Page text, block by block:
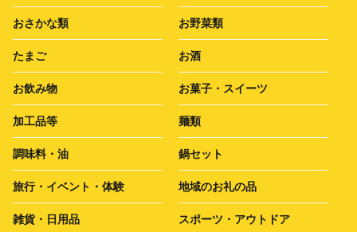
おさかな類 お野菜類
たまご お酒
お飲み物 お菓子・スイーツ
加工品等 麺類
調味料・油 鍋セット
旅行・イベント・体験 地域のお礼の品
雑貨・日用品 スポーツ・アウトドア